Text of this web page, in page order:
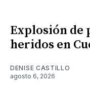
Explosión de
heridos en
DENISE CASTILLO
agosto 6, 2026